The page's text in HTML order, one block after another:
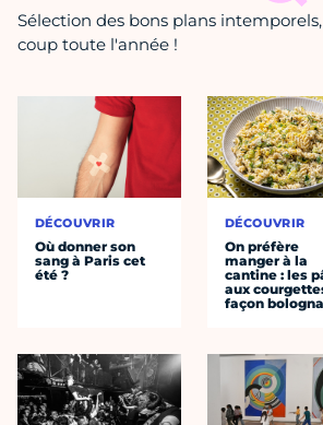
Sélection des bons plans
coup toute l'année !
DÉCOUVRIR
Où donner son
sang à Paris cet
été ?
DÉCOUVRIR
On préfère
manger à la
cantine : les
aux
façon